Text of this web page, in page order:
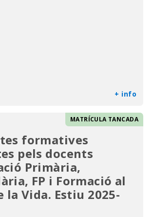
+ info
MATRÍCULA TANCADA
formatives
pels docents
Primària,
FP i Formació al
la Vida. Estiu 2025-